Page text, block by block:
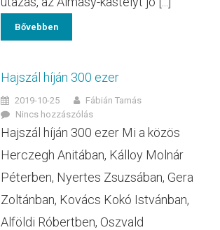
Bővebben
Hajszál híján 300 ezer
2019-10-25
Fábián Tamás
Nincs hozzászólás
Hajszál híján 300 ezer Mi a közös
Herczegh Anitában, Kálloy Molnár
Péterben, Nyertes Zsuzsában, Gera
Zoltánban, Kovács Kokó Istvánban,
Alföldi Róbertben, Oszvald